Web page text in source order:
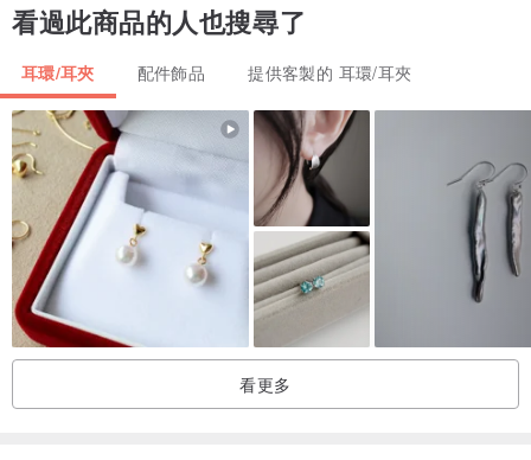
⭕有髒污或指紋可以軟毛刷輕刷，或以布輕輕擦拭。
⭕黃銅飾品使用過後，因接觸空氣、汗水、雨水、香水等，皆會有氧
化變黑的現象發生。
⭕為增加飾品配戴壽命，配戴後請將商品擦拭後放入密封袋。
⭕純手工製作，不可能每一個都一模一樣!!!
⭕因每台螢幕的顏色顯示有異，故照片與實物會有色差。
⭕若有任何問題，歡迎詢問。
❤️時尚創意來自於生活之中，
用心生活，懂得生活，讓生活更美好。
看過此商品的人也搜尋了
耳環/耳夾 配件飾品 提供客製的 耳環/耳夾
看更多